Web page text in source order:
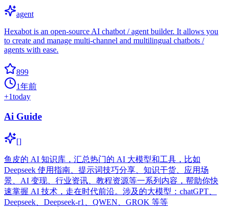
agent
Hexabot is an open-source AI chatbot / agent builder. It allows you
to create and manage multi-channel and multilingual chatbots /
agents with ease.
899
1年前
+1today
Ai Guide
[]
鱼皮的 AI 知识库，汇总热门的 AI 大模型和工具，比如
Deepseek 使用指南、提示词技巧分享、知识干货、应用场
景、AI 变现、行业资讯、教程资源等一系列内容，帮助你快
速掌握 AI 技术，走在时代前沿。涉及的大模型：chatGPT、
Deepseek、Deepseek-r1、QWEN、GROK 等等